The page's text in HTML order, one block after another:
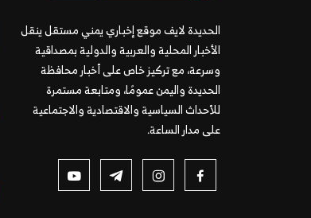
الحديدة لايف موقع إخباري يمني مستقل ينقل
الأخبار المحلية والعربية والدولية بمصداقية
وسرعة، مع تركيز خاص على أخبار محافظة
الحديدة واليمن عمومًا، ومتابعة مستمرة
للأحداث السياسية والاقتصادية والاجتماعية
على مدار الساعة.